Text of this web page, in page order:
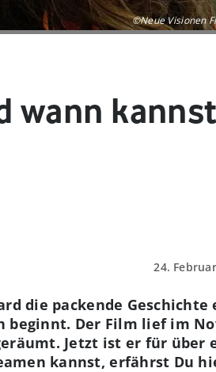
©Neue Visionen
wann
24.
die packende Geschichte
beginnt. Der Film lief im
Jetzt ist er für über
kannst, erfährst Du